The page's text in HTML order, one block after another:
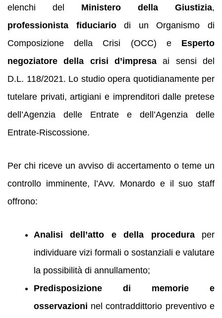
elenchi del Ministero della Giustizia,
professionista fiduciariodi un Organismo di
Composizione della Crisi (OCC) e Esperto
negoziatore della crisi d’impresa ai sensi del
D.L. 118/2021. Lo studio opera quotidianamente per
tutelare privati, artigiani e imprenditori dalle pretese
dell’Agenzia delle Entrate e dell’Agenzia delle
Entrate‑Riscossione.
Per chi riceve un avviso di accertamento o teme un
controllo imminente, l’Avv. Monardo e il suo staff
offrono:
Analisi dell’atto e della proceduraper
individuare vizi formali o sostanziali e valutare
la possibilità di annullamento;
Predisposizione di memorie e
osservazioni nel contraddittorio preventivo e